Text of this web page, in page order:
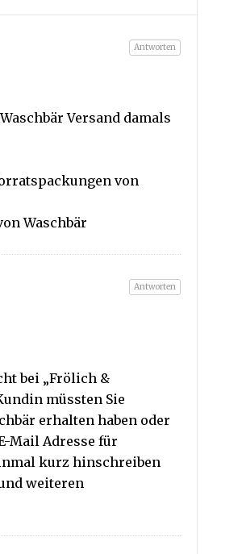
Versand damals
von
Waschbär
Antworten
bei „Frölich &
müssten Sie
erhalten haben oder
Mail Adresse für
kurz hinschreiben
weiteren
Antworten